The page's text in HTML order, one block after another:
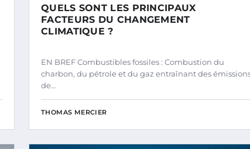
QUELS SONT LES PRINCIPAUX
FACTEURS DU CHANGEMENT
CLIMATIQUE ?
EN BREF Combustibles fossiles : Combustion du
charbon, du pétrole et du gaz entraînant des
de…
THOMAS MERCIER